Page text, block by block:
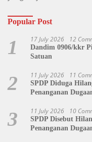
Popular Post
1 17 July 2026 12
Dandim 0906/kkr
Satuan
2 11 July 2026 11
SPDP Diduga
Penanganan
3 11 July 2026 10
SPDP Disebut
Penanganan